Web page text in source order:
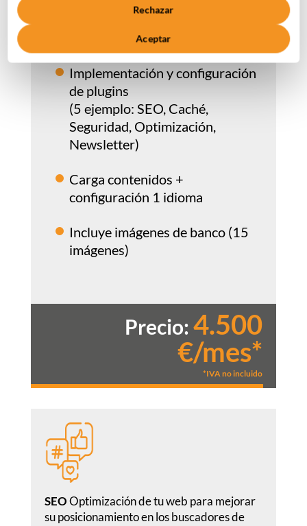
programación WordPress
Implementación y configuración
de plugins
(5 ejemplo: SEO, Caché,
Seguridad, Optimización,
Newsletter)
Carga contenidos +
configuración 1 idioma
Incluye imágenes de banco (15
imágenes)
Precio:4.500
€/mes*
*IVA no incluido
SEOOptimización de tu web para mejorar
su posicionamiento en los buscadores de
Rechazar
Aceptar